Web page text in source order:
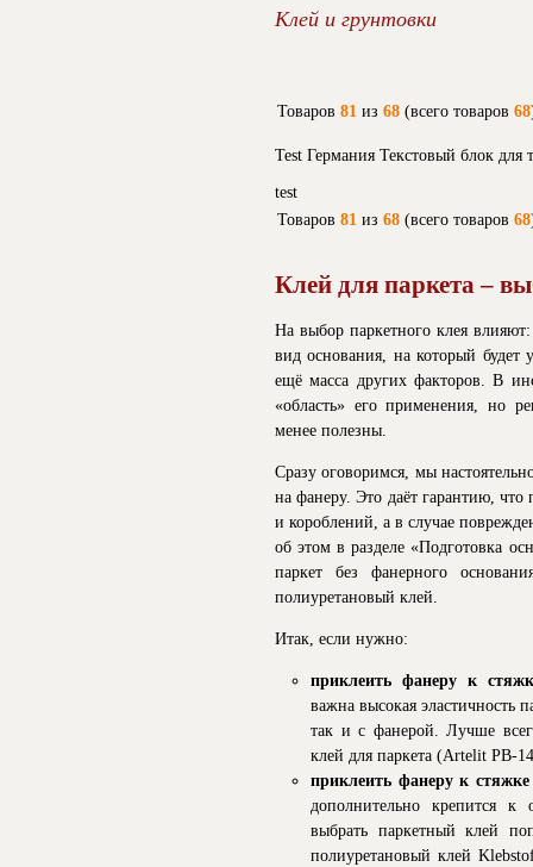
Клей и грунтовки
Товаров 81 из 68 (всего товаров 68
Test Германия Текстовый блок для
test
Товаров 81 из 68 (всего товаров 68
Клей для паркета –
На выбор паркетного клея
вид основания, на который будет
ещё масса других факторов. В
«область» его применения, но
менее полезны.
Сразу оговоримся, мы
на фанеру. Это даёт гарантию, что
и короблений, а в случае
об этом в разделе «Подготовка
паркет без фанерного
полиуретановый клей.
Итак, если нужно:
приклеить фанеру к
важна высокая эластичность
так и с фанерой. Лучше
клей для паркета (Artelit PB-
приклеить фанеру к
дополнительно крепится
выбрать паркетный клей
полиуретановый клей